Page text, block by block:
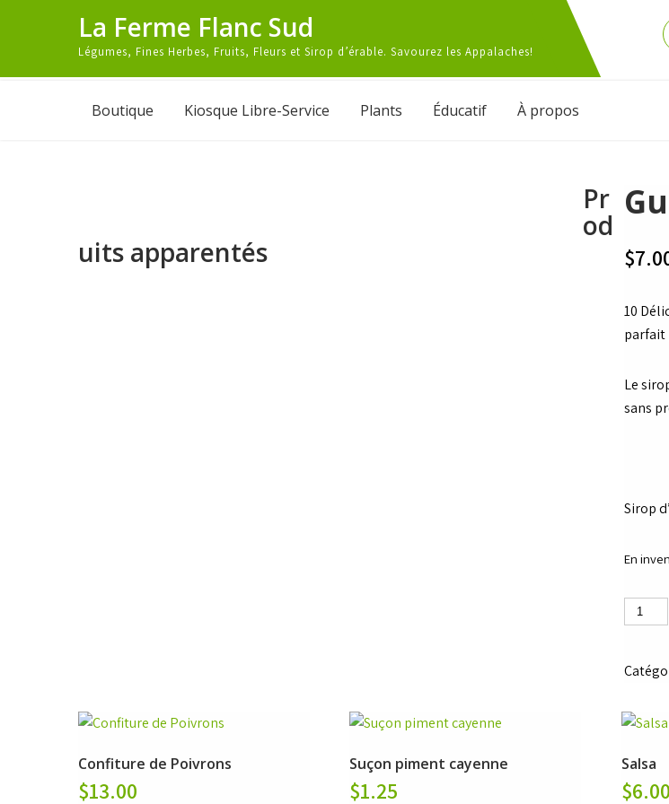
La Ferme Flanc Sud
Légumes, Fines Herbes, Fruits, Fleurs et Sirop d’érable. Savourez les Appalaches!
Boutique Kiosque Libre-Service Plants Éducatif À propos
$
10
parfait
Le
sans
Sirop
En
de
a
Pr
od
uits apparentés
Confiture de Poivrons
$13.00
Suçon piment cayenne
$1.25
Salsa
$6.00